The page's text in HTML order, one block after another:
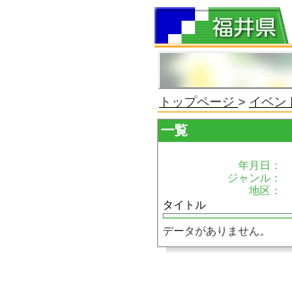
トップページ > イベン
一覧
年月日：
ジャンル：
地区：
タイトル
データがありません。